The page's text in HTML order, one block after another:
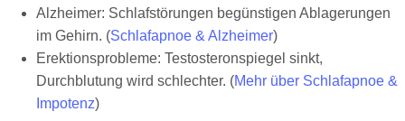
Alzheimer: Schlafstörungen begünstigen Ablagerungen
im Gehirn. (Schlafapnoe & Alzheimer)
Erektionsprobleme: Testosteronspiegel sinkt,
Durchblutung wird schlechter. (Mehr über Schlafapnoe &
Impotenz)